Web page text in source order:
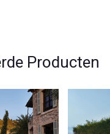
Producten